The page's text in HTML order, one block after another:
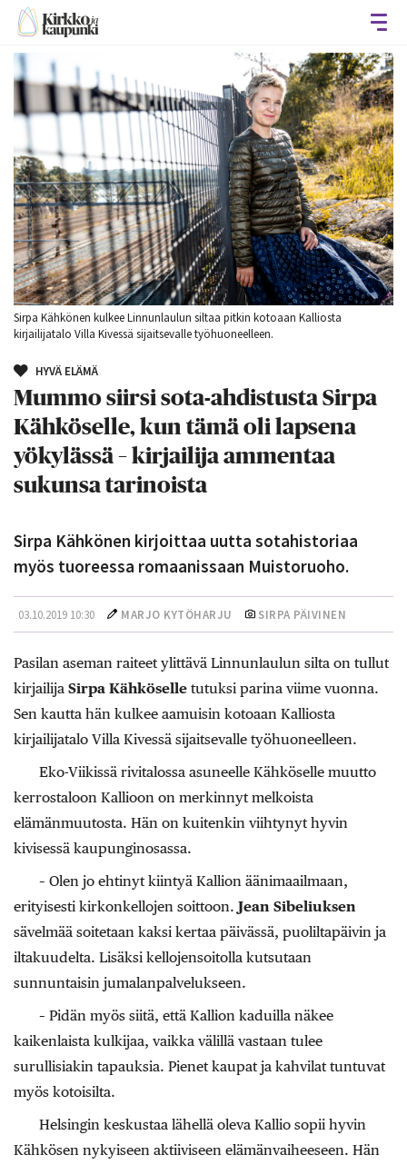
Sirpa Kähkönen kulkee Linnunlaulun siltaa pitkin kotoaan Kalliosta
kirjailijatalo Villa Kivessä sijaitsevalle työhuoneelleen.
HYVÄ ELÄMÄ
Mummo siirsi sota-ahdistusta Sirpa
Kähköselle, kun tämä oli lapsena
yökylässä – kirjailija ammentaa
sukunsa tarinoista
Sirpa Kähkönen kirjoittaa uutta sotahistoriaa
myös tuoreessa romaanissaan Muistoruoho.
03.10.2019 10:30 MARJO KYTÖHARJU SIRPA PÄIVINEN
Pasilan aseman raiteet ylittävä Linnunlaulun silta on tullut
kirjailija Sirpa Kähköselle tutuksi parina viime vuonna.
Sen kautta hän kulkee aamuisin kotoaan Kalliosta
kirjailijatalo Villa Kivessä sijaitsevalle työhuoneelleen.
Eko-Viikissä rivitalossa asuneelle Kähköselle muutto
kerrostaloon Kallioon on merkinnyt melkoista
elämänmuutosta. Hän on kuitenkin viihtynyt hyvin
kivisessä kaupunginosassa.
– Olen jo ehtinyt kiintyä Kallion äänimaailmaan,
erityisesti kirkonkellojen soittoon. Jean Sibeliuksen
sävelmää soitetaan kaksi kertaa päivässä, puoliltapäivin ja
iltakuudelta. Lisäksi kellojensoitolla kutsutaan
sunnuntaisin jumalanpalvelukseen.
– Pidän myös siitä, että Kallion kaduilla näkee
kaikenlaista kulkijaa, vaikka välillä vastaan tulee
surullisiakin tapauksia. Pienet kaupat ja kahvilat tuntuvat
myös kotoisilta.
Helsingin keskustaa lähellä oleva Kallio sopii hyvin
Kähkösen nykyiseen aktiiviseen elämänvaiheeseen. Hän